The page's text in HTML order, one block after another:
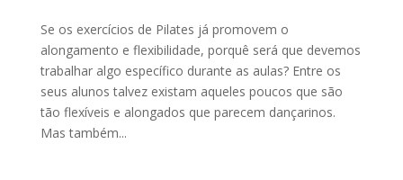
Se os exercícios de Pilates já promovem o
alongamento e flexibilidade, porquê será que devemos
trabalhar algo específico durante as aulas? Entre os
seus alunos talvez existam aqueles poucos que são
tão flexíveis e alongados que parecem dançarinos.
Mas também...